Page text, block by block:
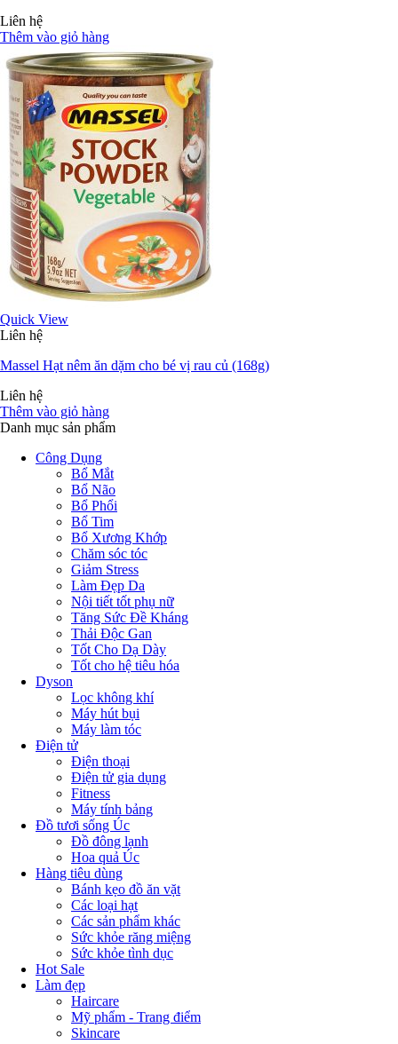
Liên hệ
Thêm vào giỏ hàng
Quick View
Liên hệ
Massel Hạt nêm ăn dặm cho bé vị rau củ (168g)
Liên hệ
Thêm vào giỏ hàng
Danh mục sản phẩm
Công Dụng
Bổ Mắt
Bổ Não
Bổ Phổi
Bổ Tim
Bổ Xương Khớp
Chăm sóc tóc
Giảm Stress
Làm Đẹp Da
Nội tiết tốt phụ nữ
Tăng Sức Đề Kháng
Thải Độc Gan
Tốt Cho Dạ Dày
Tốt cho hệ tiêu hóa
Dyson
Lọc không khí
Máy hút bụi
Máy làm tóc
Điện tử
Điện thoại
Điện tử gia dụng
Fitness
Máy tính bảng
Đồ tươi sống Úc
Đồ đông lạnh
Hoa quả Úc
Hàng tiêu dùng
Bánh kẹo đồ ăn vặt
Các loại hạt
Các sản phẩm khác
Sức khỏe răng miệng
Sức khỏe tình dục
Hot Sale
Làm đẹp
Haircare
Mỹ phẩm - Trang điểm
Skincare